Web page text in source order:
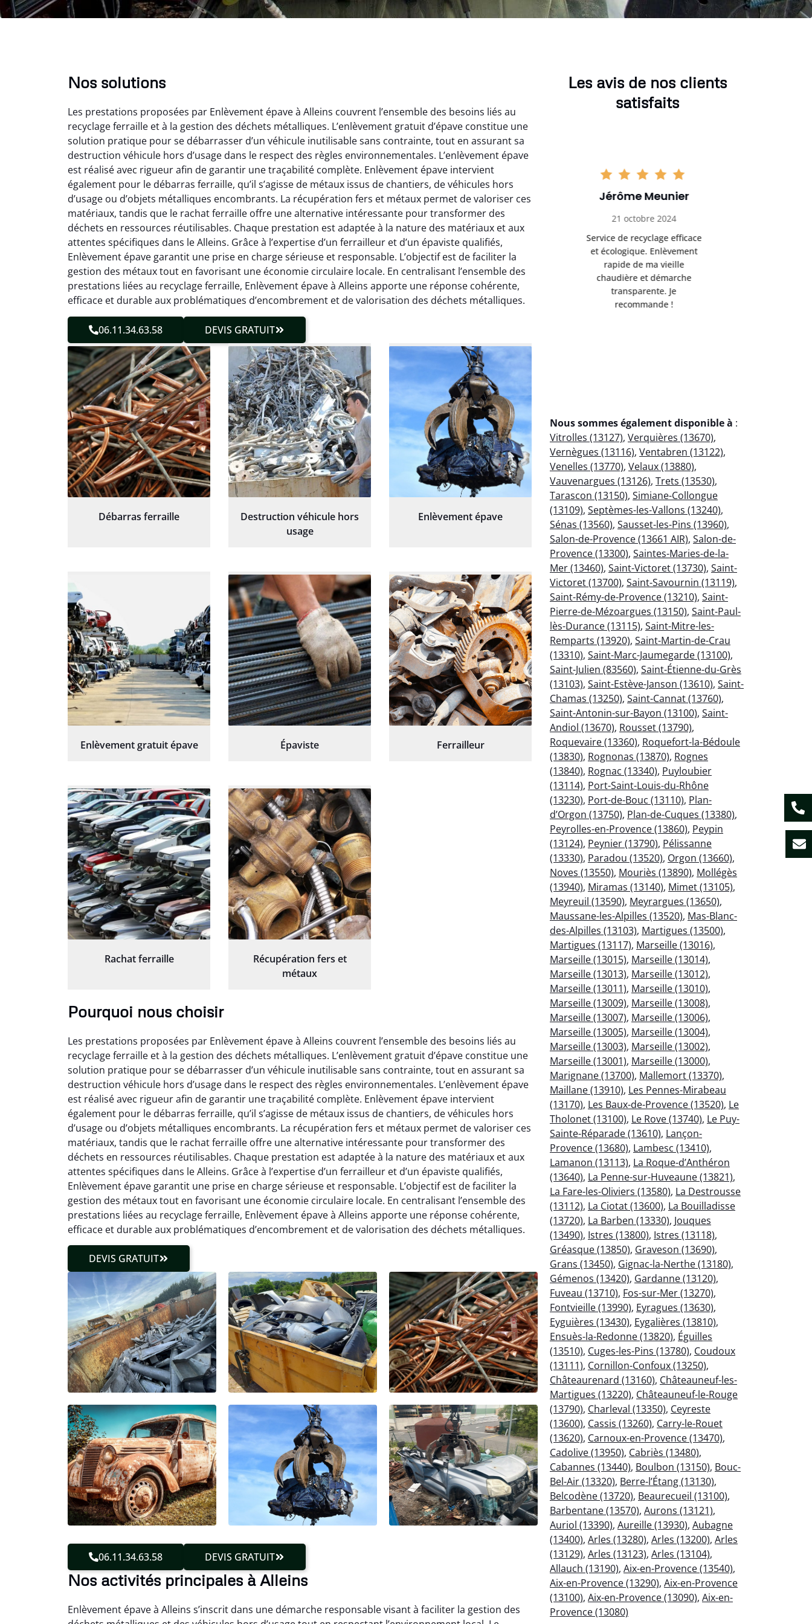
Nos solutions
Les prestations proposées par Enlèvement épave à Alleins couvrent l’ensemble des besoins liés au
recyclage ferraille et à la gestion des déchets métalliques. L’enlèvement gratuit d’épave constitue une
solution pratique pour se débarrasser d’un véhicule inutilisable sans contrainte, tout en assurant sa
destruction véhicule hors d’usage dans le respect des règles environnementales. L’enlèvement épave
est réalisé avec rigueur afin de garantir une traçabilité complète. Enlèvement épave intervient
également pour le débarras ferraille, qu’il s’agisse de métaux issus de chantiers, de véhicules hors
d’usage ou d’objets métalliques encombrants. La récupération fers et métaux permet de valoriser ces
matériaux, tandis que le rachat ferraille offre une alternative intéressante pour transformer des
déchets en ressources réutilisables. Chaque prestation est adaptée à la nature des matériaux et aux
attentes spécifiques dans le Alleins. Grâce à l’expertise d’un ferrailleur et d’un épaviste qualifiés,
Enlèvement épave garantit une prise en charge sérieuse et responsable. L’objectif est de faciliter la
gestion des métaux tout en favorisant une économie circulaire locale. En centralisant l’ensemble des
prestations liées au recyclage ferraille, Enlèvement épave à Alleins apporte une réponse cohérente,
efficace et durable aux problématiques d’encombrement et de valorisation des déchets métalliques.
06.11.34.63.58 DEVIS GRATUIT
Débarras ferraille
Destruction véhicule hors
usage
Enlèvement épave
Enlèvement gratuit épave Épaviste Ferrailleur
Rachat ferraille
Récupération fers et
métaux
Pourquoi nous choisir
Les prestations proposées par Enlèvement épave à Alleins couvrent l’ensemble des besoins liés au
recyclage ferraille et à la gestion des déchets métalliques. L’enlèvement gratuit d’épave constitue une
solution pratique pour se débarrasser d’un véhicule inutilisable sans contrainte, tout en assurant sa
destruction véhicule hors d’usage dans le respect des règles environnementales. L’enlèvement épave
est réalisé avec rigueur afin de garantir une traçabilité complète. Enlèvement épave intervient
également pour le débarras ferraille, qu’il s’agisse de métaux issus de chantiers, de véhicules hors
d’usage ou d’objets métalliques encombrants. La récupération fers et métaux permet de valoriser ces
matériaux, tandis que le rachat ferraille offre une alternative intéressante pour transformer des
déchets en ressources réutilisables. Chaque prestation est adaptée à la nature des matériaux et aux
attentes spécifiques dans le Alleins. Grâce à l’expertise d’un ferrailleur et d’un épaviste qualifiés,
Enlèvement épave garantit une prise en charge sérieuse et responsable. L’objectif est de faciliter la
gestion des métaux tout en favorisant une économie circulaire locale. En centralisant l’ensemble des
prestations liées au recyclage ferraille, Enlèvement épave à Alleins apporte une réponse cohérente,
efficace et durable aux problématiques d’encombrement et de valorisation des déchets métalliques.
DEVIS GRATUIT
06.11.34.63.58 DEVIS GRATUIT
Nos activités principales à Alleins
Enlèvement épave à Alleins s’inscrit dans une démarche responsable visant à faciliter la gestion des
Les avis de nos clients
satisfaits
Virginie Lambert
26 février 2025
Parfait pour se débarrasser
des vieux métaux ! Équipe
efficace qui a tout enlevé
sans laisser de traces.
Service client très réactif.
Jérôme Meunier
21 octobre 2024
Service de recyclage efficace
et écologique. Enlèvement
rapide de ma vieille
chaudière et démarche
transparente. Je
recommande !
Sophie Gaillard
13 novembre 2024
Très satisfaite du service de
recyclage ferraille. Équipe
ponctuelle et respectueuse
de l'environnement.
Débarrassée de mes
encombrants métalliques en
Nous sommes également disponible à :
Vitrolles (13127), Verquières (13670),
Vernègues (13116), Ventabren (13122),
Venelles (13770), Velaux (13880),
Vauvenargues (13126), Trets (13530),
Tarascon (13150), Simiane-Collongue
(13109), Septèmes-les-Vallons (13240),
Sénas (13560), Sausset-les-Pins (13960),
Salon-de-Provence (13661 AIR), Salon-de-
Provence (13300), Saintes-Maries-de-la-
Mer (13460), Saint-Victoret (13730), Saint-
Victoret (13700), Saint-Savournin (13119),
Saint-Rémy-de-Provence (13210), Saint-
Pierre-de-Mézoargues (13150), Saint-Paul-
lès-Durance (13115), Saint-Mitre-les-
Remparts (13920), Saint-Martin-de-Crau
(13310), Saint-Marc-Jaumegarde (13100),
Saint-Julien (83560), Saint-Étienne-du-Grès
(13103), Saint-Estève-Janson (13610), Saint-
Chamas (13250), Saint-Cannat (13760),
Saint-Antonin-sur-Bayon (13100), Saint-
Andiol (13670), Rousset (13790),
Roquevaire (13360), Roquefort-la-Bédoule
(13830), Rognonas (13870), Rognes
(13840), Rognac (13340), Puyloubier
(13114), Port-Saint-Louis-du-Rhône
(13230), Port-de-Bouc (13110), Plan-
d’Orgon (13750), Plan-de-Cuques (13380),
Peyrolles-en-Provence (13860), Peypin
(13124), Peynier (13790), Pélissanne
(13330), Paradou (13520), Orgon (13660),
Noves (13550), Mouriès (13890), Mollégès
(13940), Miramas (13140), Mimet (13105),
Meyreuil (13590), Meyrargues (13650),
Maussane-les-Alpilles (13520), Mas-Blanc-
des-Alpilles (13103), Martigues (13500),
Martigues (13117), Marseille (13016),
Marseille (13015), Marseille (13014),
Marseille (13013), Marseille (13012),
Marseille (13011), Marseille (13010),
Marseille (13009), Marseille (13008),
Marseille (13007), Marseille (13006),
Marseille (13005), Marseille (13004),
Marseille (13003), Marseille (13002),
Marseille (13001), Marseille (13000),
Marignane (13700), Mallemort (13370),
Maillane (13910), Les Pennes-Mirabeau
(13170), Les Baux-de-Provence (13520), Le
Tholonet (13100), Le Rove (13740), Le Puy-
Sainte-Réparade (13610), Lançon-
Provence (13680), Lambesc (13410),
Lamanon (13113), La Roque-d’Anthéron
(13640), La Penne-sur-Huveaune (13821),
La Fare-les-Oliviers (13580), La Destrousse
(13112), La Ciotat (13600), La Bouilladisse
(13720), La Barben (13330), Jouques
(13490), Istres (13800), Istres (13118),
Gréasque (13850), Graveson (13690),
Grans (13450), Gignac-la-Nerthe (13180),
Gémenos (13420), Gardanne (13120),
Fuveau (13710), Fos-sur-Mer (13270),
Fontvieille (13990), Eyragues (13630),
Eyguières (13430), Eygalières (13810),
Ensuès-la-Redonne (13820), Éguilles
(13510), Cuges-les-Pins (13780), Coudoux
(13111), Cornillon-Confoux (13250),
Châteaurenard (13160), Châteauneuf-les-
Martigues (13220), Châteauneuf-le-Rouge
(13790), Charleval (13350), Ceyreste
(13600), Cassis (13260), Carry-le-Rouet
(13620), Carnoux-en-Provence (13470),
Cadolive (13950), Cabriès (13480),
Cabannes (13440), Boulbon (13150), Bouc-
Bel-Air (13320), Berre-l’Étang (13130),
Belcodène (13720), Beaurecueil (13100),
Barbentane (13570), Aurons (13121),
Auriol (13390), Aureille (13930), Aubagne
(13400), Arles (13280), Arles (13200), Arles
(13129), Arles (13123), Arles (13104),
Allauch (13190), Aix-en-Provence (13540),
Aix-en-Provence (13290), Aix-en-Provence
(13100), Aix-en-Provence (13090), Aix-en-
Provence (13080)